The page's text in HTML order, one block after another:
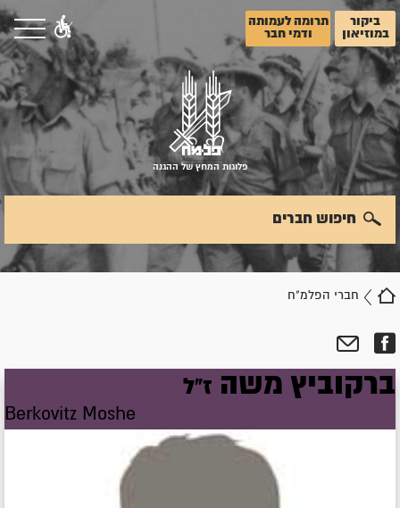
ביקור
במוזיאון
תרומה לעמותה
ודמי חבר
פלוגות המחץ של ההגנה
חברי הפלמ"ח
חיפוש חברים
ברקוביץ משה ז"ל
Berkovitz Moshe